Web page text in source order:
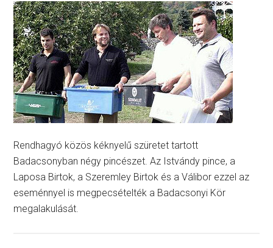
Rendhagyó közös kéknyelű szüretet tartott
Badacsonyban négy pincészet. Az Istvándy pince, a
Laposa Birtok, a Szeremley Birtok és a Válibor ezzel az
eseménnyel is megpecsételték a Badacsonyi Kör
megalakulását.